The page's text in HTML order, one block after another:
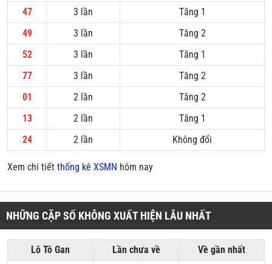
47
3 lần
Tăng 1
49
3 lần
Tăng 2
52
3 lần
Tăng 1
77
3 lần
Tăng 2
01
2 lần
Tăng 2
13
2 lần
Tăng 1
24
2 lần Không đổi
Xem chi tiết thống kê XSMN hôm nay
NHỮNG CẶP SỐ KHÔNG XUẤT HIỆN LÂU NHẤT
Lô Tô Gan Lần chưa về
Về gần nhất